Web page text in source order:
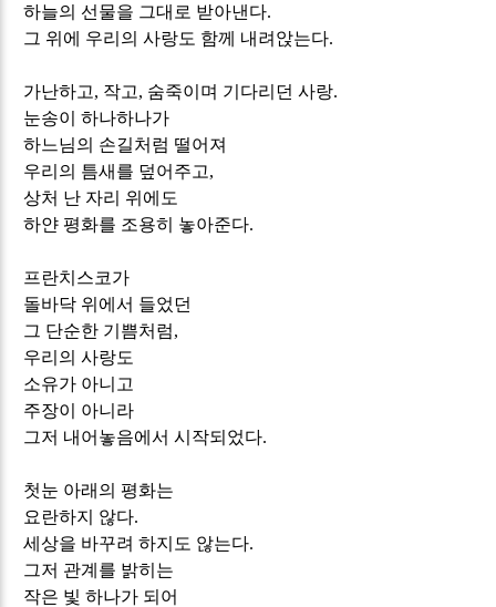
하늘의 선물을 그대로 받아낸다.
그 위에 우리의 사랑도 함께 내려앉는다.
가난하고, 작고, 숨죽이며 기다리던 사랑.
눈송이 하나하나가
하느님의 손길처럼 떨어져
우리의 틈새를 덮어주고,
상처 난 자리 위에도
하얀 평화를 조용히 놓아준다.
프란치스코가
돌바닥 위에서 들었던
그 단순한 기쁨처럼,
우리의 사랑도
소유가 아니고
주장이 아니라
그저 내어놓음에서 시작되었다.
첫눈 아래의 평화는
요란하지 않다.
세상을 바꾸려 하지도 않는다.
그저 관계를 밝히는
작은 빛 하나가 되어